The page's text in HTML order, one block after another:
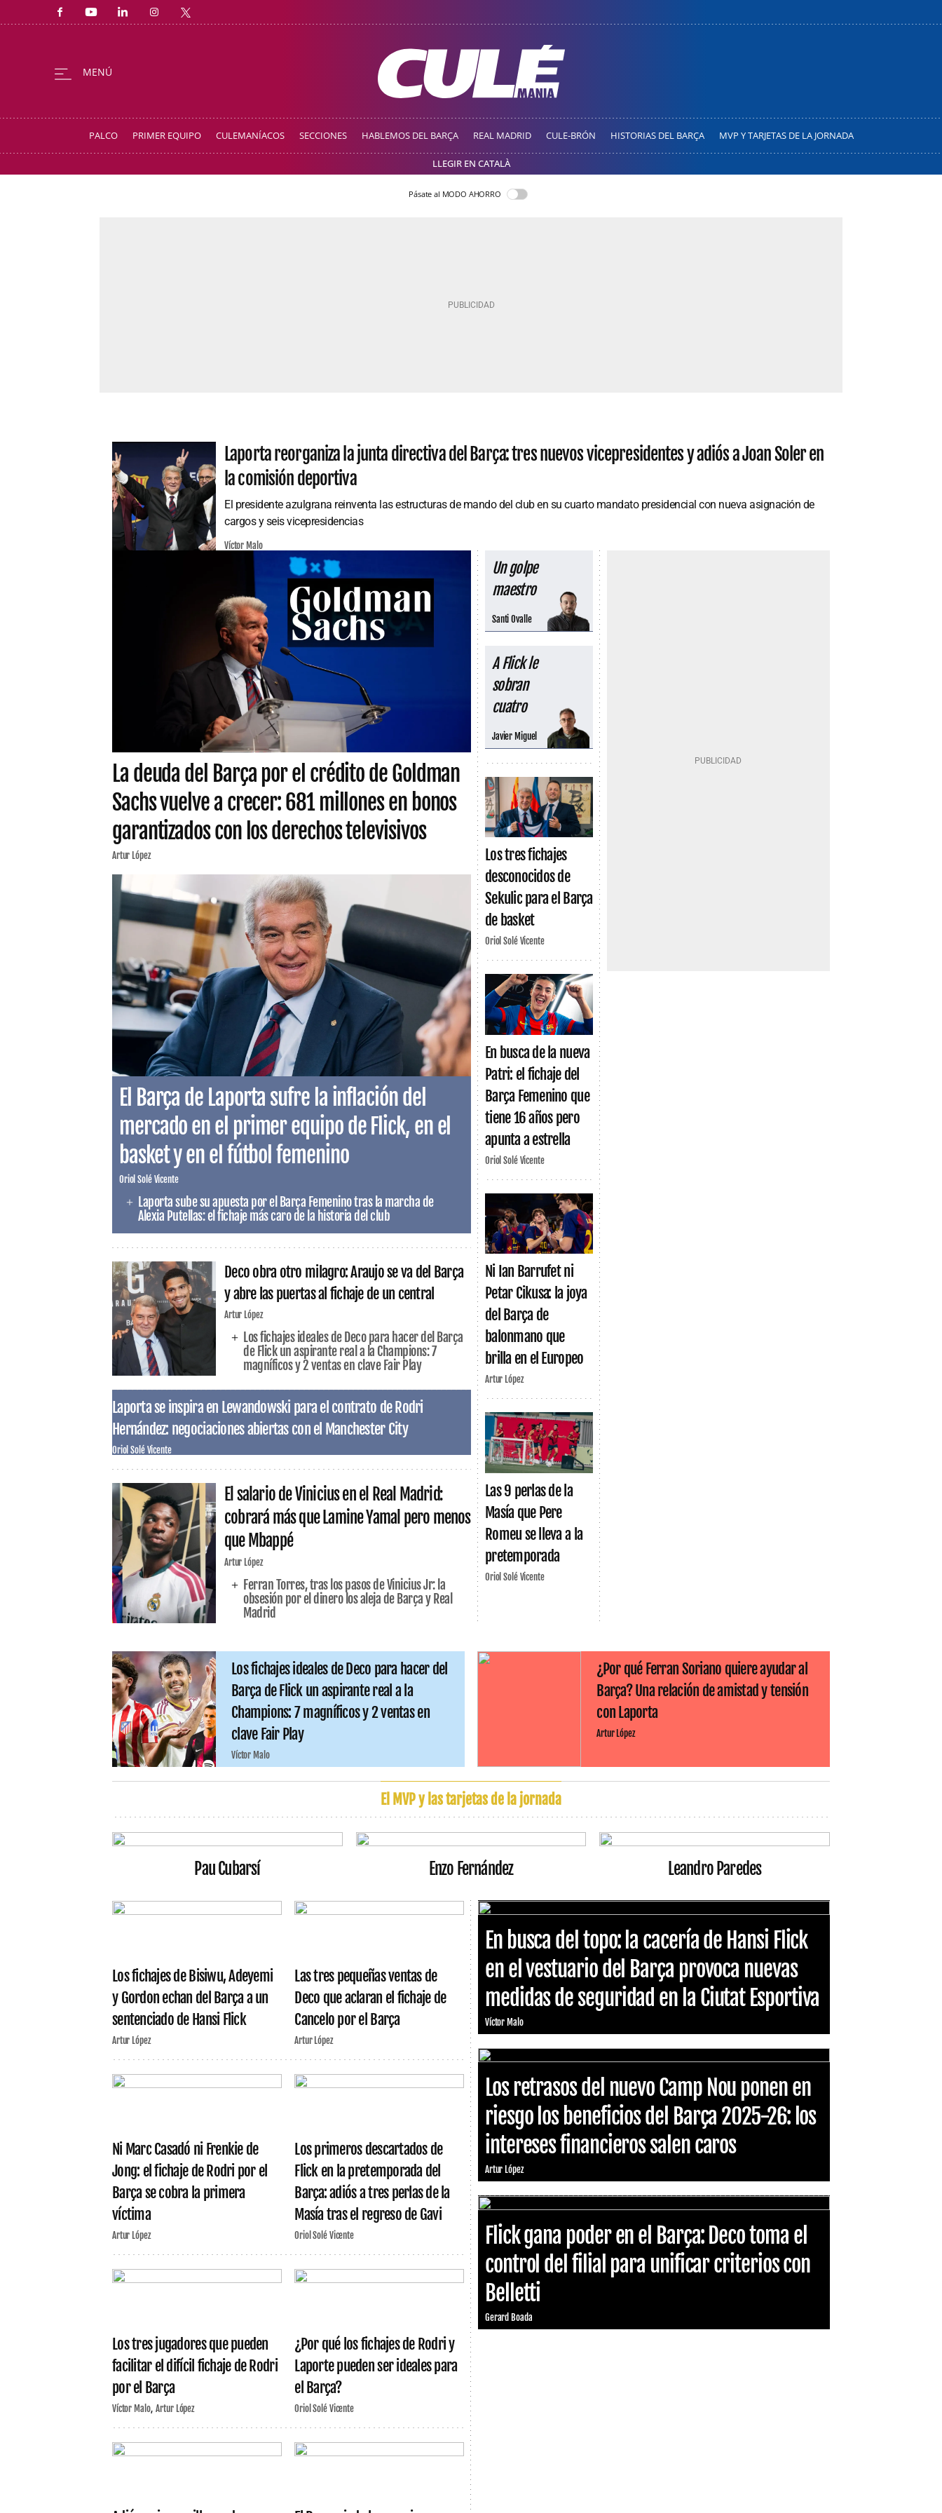
PALCO PRIMER EQUIPO CULEMANÍACOS SECCIONES HABLEMOS DEL BARÇA REAL MADRID CULE-BRÓN HISTORIAS DEL BARÇA MVP Y TARJETAS DE LA JORNADA
LLEGIR EN CATALÀ
Pásate al MODO AHORRO
Laporta reorganiza la junta directiva del Barça: tres nuevos vicepresidentes y adiós a Joan Soler en
la comisión deportiva
El presidente azulgrana reinventa las estructuras de mando del club en su cuarto mandato presidencial con nueva asignación de
cargos y seis vicepresidencias
Víctor Malo
La deuda del Barça por el crédito de Goldman
Sachs vuelve a crecer: 681 millones en bonos
garantizados con los derechos televisivos
Artur López
El Barça de Laporta sufre la inflación del
mercado en el primer equipo de Flick, en el
basket y en el fútbol femenino
Oriol Solé Vicente
Laporta sube su apuesta por el Barça Femenino tras la marcha de
Alexia Putellas: el fichaje más caro de la historia del club
Deco obra otro milagro: Araujo se va del Barça
y abre las puertas al fichaje de un central
Artur López
Los fichajes ideales de Deco para hacer del Barça
de Flick un aspirante real a la Champions: 7
magníficos y 2 ventas en clave Fair Play
Laporta se inspira en Lewandowski para el contrato de Rodri
Hernández: negociaciones abiertas con el Manchester City
Oriol Solé Vicente
El salario de Vinicius en el Real Madrid:
cobrará más que Lamine Yamal pero menos
que Mbappé
Artur López
Ferran Torres, tras los pasos de Vinicius Jr: la
obsesión por el dinero los aleja de Barça y Real
Madrid
Un golpe
maestro
Santi Ovalle
A Flick le
sobran
cuatro
Javier Miguel
Los tres fichajes
desconocidos de
Sekulic para el Barça
de basket
Oriol Solé Vicente
En busca de la nueva
Patri: el fichaje del
Barça Femenino que
tiene 16 años pero
apunta a estrella
Oriol Solé Vicente
Ni Ian Barrufet ni
Petar Cikusa: la joya
del Barça de
balonmano que
brilla en el Europeo
Artur López
Las 9 perlas de la
Masía que Pere
Romeu se lleva a la
pretemporada
Oriol Solé Vicente
Los fichajes ideales de Deco para hacer del
Barça de Flick un aspirante real a la
Champions: 7 magníficos y 2 ventas en
clave Fair Play
Víctor Malo
¿Por qué Ferran Soriano quiere ayudar al
Barça? Una relación de amistad y tensión
con Laporta
Artur López
El MVP y las tarjetas de la jornada
Pau Cubarsí Enzo Fernández Leandro Paredes
Los fichajes de Bisiwu, Adeyemi
y Gordon echan del Barça a un
sentenciado de Hansi Flick
Artur López
Las tres pequeñas ventas de
Deco que aclaran el fichaje de
Cancelo por el Barça
Artur López
Ni Marc Casadó ni Frenkie de
Jong: el fichaje de Rodri por el
Barça se cobra la primera
víctima
Artur López
Los primeros descartados de
Flick en la pretemporada del
Barça: adiós a tres perlas de la
Masía tras el regreso de Gavi
Oriol Solé Vicente
Los tres jugadores que pueden
facilitar el difícil fichaje de Rodri
por el Barça
Víctor Malo Artur López
¿Por qué los fichajes de Rodri y
Laporte pueden ser ideales para
el Barça?
Oriol Solé Vicente
En busca del topo: la cacería de Hansi Flick
en el vestuario del Barça provoca nuevas
medidas de seguridad en la Ciutat Esportiva
Víctor Malo
Los retrasos del nuevo Camp Nou ponen en
riesgo los beneficios del Barça 2025-26: los
intereses financieros salen caros
Artur López
Flick gana poder en el Barça: Deco toma el
control del filial para unificar criterios con
Belletti
Gerard Boada